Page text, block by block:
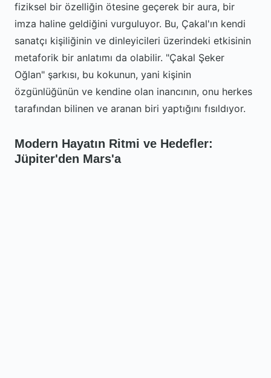
fiziksel bir özelliğin ötesine geçerek bir aura, bir
imza haline geldiğini vurguluyor. Bu, Çakal'ın kendi
sanatçı kişiliğinin ve dinleyicileri üzerindeki etkisinin
metaforik bir anlatımı da olabilir. "Çakal Şeker
Oğlan" şarkısı, bu kokunun, yani kişinin
özgünlüğünün ve kendine olan inancının, onu herkes
tarafından bilinen ve aranan biri yaptığını fısıldıyor.
Modern Hayatın Ritmi ve Hedefler:
Jüpiter'den Mars'a